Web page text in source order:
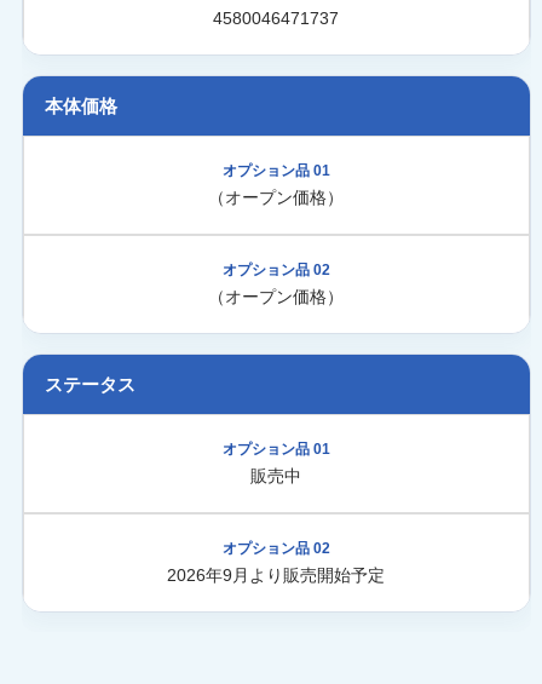
4580046471737
本体価格
（オープン価格）
（オープン価格）
ステータス
販売中
2026年9月より販売開始予定